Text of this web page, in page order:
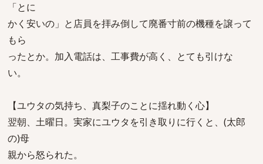
「とに
かく安いの」と店員を拝み倒して廃番寸前の機種を譲って
もら
ったとか。加入電話は、工事費が高く、とても引けな
い。
【ユウタの気持ち、真梨子のことに揺れ動く心】
翌朝、土曜日。実家にユウタを引き取りに行くと、(太郎
の)母
親から怒られた。